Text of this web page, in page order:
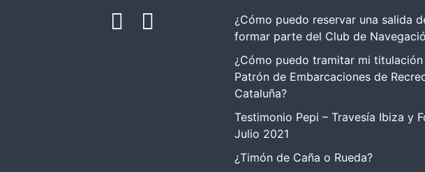
¿Cómo puedo reservar una salida
formar parte del Club de
¿Cómo puedo tramitar mi titulación
Patrón de Embarcaciones de
Cataluña?
Testimonio Pepi – Travesía Ibiza y
Julio 2021
¿Timón de Caña o Rueda?